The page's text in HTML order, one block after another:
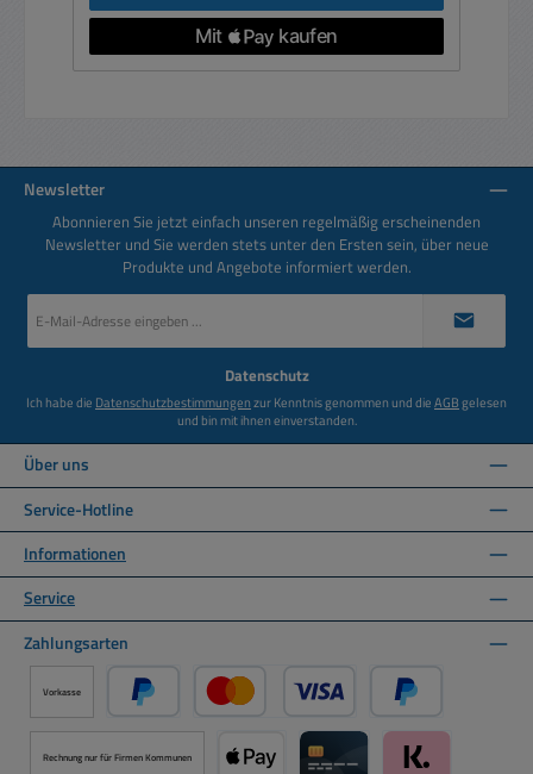
Newsletter
Abonnieren Sie jetzt einfach unseren regelmäßig erscheinenden
Newsletter und Sie werden stets unter den Ersten sein, über neue
Produkte und Angebote informiert werden.
Mail-
Datenschutz
Ich habe die Datenschutzbestimmungenzur Kenntnis genommen und dieAGBgelesen
und bin mit ihnen einverstanden.
Über uns
Service-Hotline
Informationen
Service
Zahlungsarten
Vorkasse
PayPal Kredit- oder Debitkarte über PayPal
Später Bezahlen
Rechnung nur für Firmen Kommunen